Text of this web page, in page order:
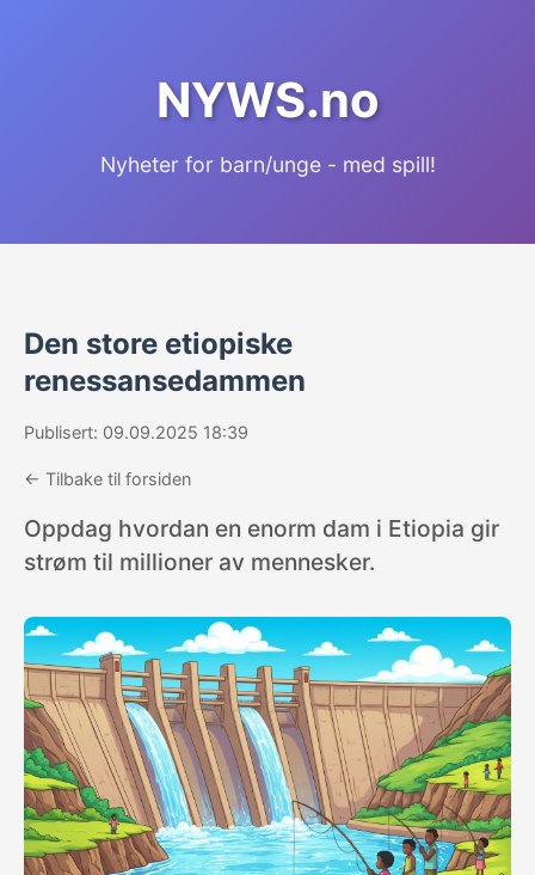
NYWS.no
Nyheter for barn/unge - med spill!
Den store etiopiske
renessansedammen
Publisert: 09.09.2025 18:39
← Tilbake til forsiden
Oppdag hvordan en enorm dam i Etiopia gir
strøm til millioner av mennesker.